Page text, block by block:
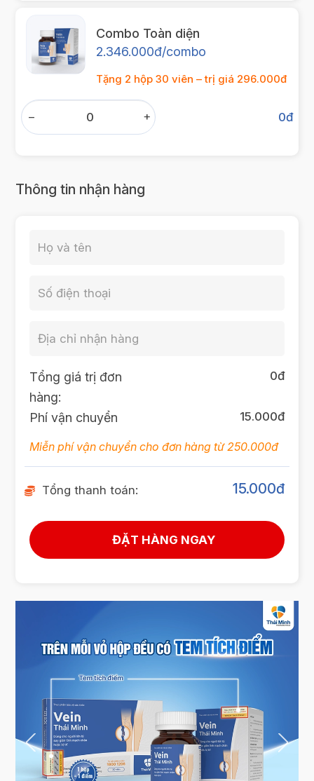
Combo Toàn diện
2.346.000đ/combo
Tặng 2 hộp 30 viên – trị giá 296.000đ
+
− 0đ
Thông tin nhận hàng
Tổng giá trị đơn
hàng:
0đ
Phí vận chuyển 15.000đ
Miễn phí vận chuyển cho đơn hàng từ 250.000đ
Tổng thanh toán: 15.000đ